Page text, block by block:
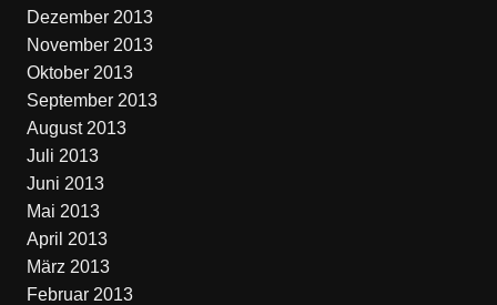
Dezember 2013
November 2013
Oktober 2013
September 2013
August 2013
Juli 2013
Juni 2013
Mai 2013
April 2013
März 2013
Februar 2013